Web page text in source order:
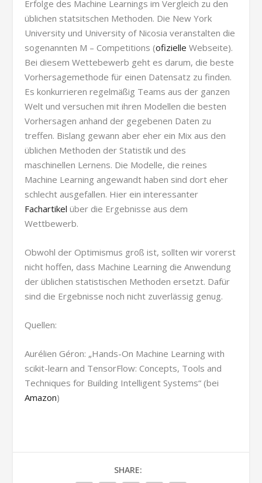
Erfolge des Machine Learnings im Vergleich zu den
üblichen statsitschen Methoden. Die New York
University und University of Nicosia veranstalten die
sogenannten M – Competitions (ofizielle Webseite).
Bei diesem Wettebewerb geht es darum, die beste
Vorhersagemethode für einen Datensatz zu finden.
Es konkurrieren regelmäßig Teams aus der ganzen
Welt und versuchen mit ihren Modellen die besten
Vorhersagen anhand der gegebenen Daten zu
treffen. Bislang gewann aber eher ein Mix aus den
üblichen Methoden der Statistik und des
maschinellen Lernens. Die Modelle, die reines
Machine Learning angewandt haben sind dort eher
schlecht ausgefallen. Hier ein interessanter
Fachartikel über die Ergebnisse aus dem
Wettbewerb.
Obwohl der Optimismus groß ist, sollten wir vorerst
nicht hoffen, dass Machine Learning die Anwendung
der üblichen statistischen Methoden ersetzt. Dafür
sind die Ergebnisse noch nicht zuverlässig genug.
Quellen:
Aurélien Géron: „Hands-On Machine Learning with
scikit-learn and TensorFlow: Concepts, Tools and
Techniques for Building Intelligent Systems“ (bei
Amazon)
SHARE: